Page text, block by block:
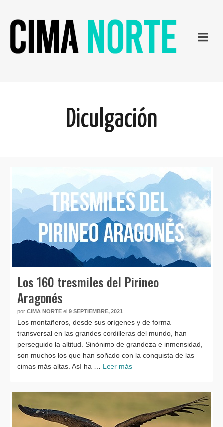
Diculgación
Los 160 tresmiles del Pirineo
Aragonés
por CIMA NORTE el 9 SEPTIEMBRE, 2021
Los montañeros, desde sus orígenes y de forma
transversal en las grandes cordilleras del mundo, han
perseguido la altitud. Sinónimo de grandeza e inmensidad,
son muchos los que han soñado con la conquista de las
cimas más altas. Así ha … Leer más